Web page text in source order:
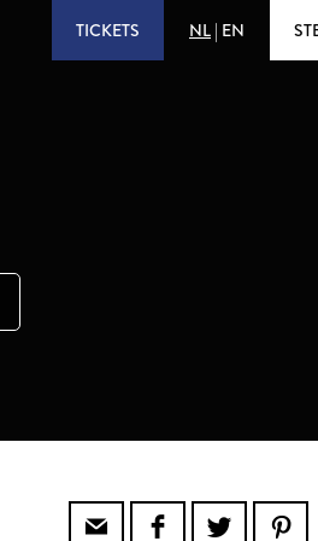
TICKETS NL | EN